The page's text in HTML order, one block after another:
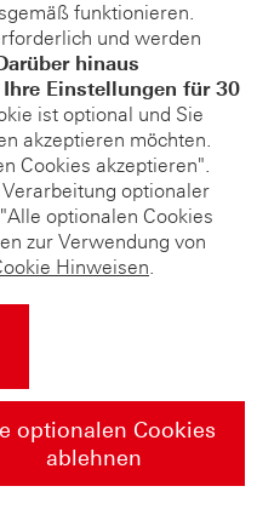
funktionieren.
und werden
hinaus
Einstellungen für 30
ist optional und Sie
akzeptieren möchten.
Cookies akzeptieren".
optionaler
optionalen Cookies
zur Verwendung von
Hinweisen.
optionalen Cookies
ablehnen